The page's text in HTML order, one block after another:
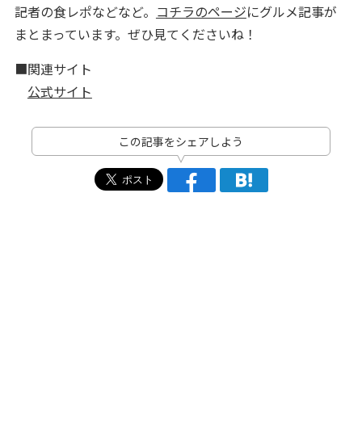
記者の食レポなどなど。 コチラのページにグルメ記事が
まとまっています。ぜひ見てくださいね！
■関連サイト
公式サイト
この記事をシェアしよう